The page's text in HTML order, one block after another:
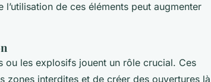
de ces éléments peut augmenter
ou les explosifs jouent un rôle crucial. Ces
zones interdites et de créer des ouvertures là